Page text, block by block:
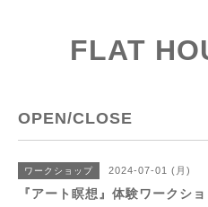
FLAT
OPEN/CLOSE
ワークショップ 2024-07-01 (月)
『アート瞑想』体験ワークシ